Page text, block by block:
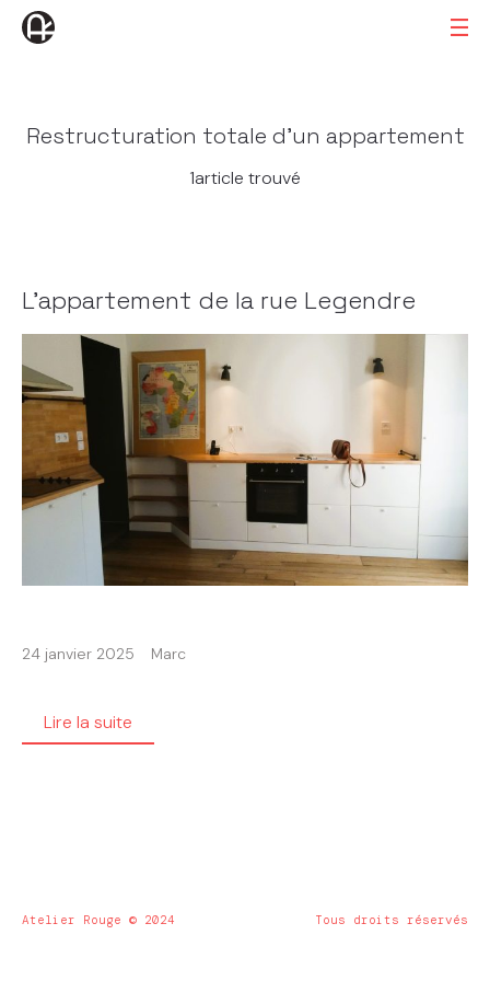
Restructuration totale d’un appartement
1article trouvé
L’appartement de la rue Legendre
24 janvier 2025 Marc
Lire la suite
Atelier Rouge © 2024 Tous droits réservés